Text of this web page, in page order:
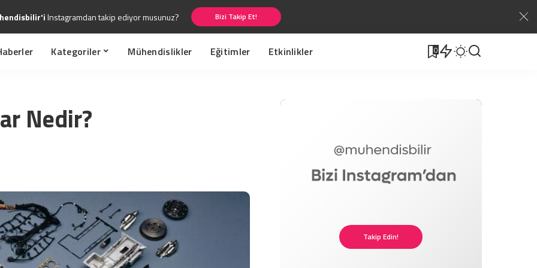
Instagramdan takip ediyor musunuz? Bizi Takip Et!
Kategoriler Mühendislikler Eğitimler Etkinlikler 0
Nedir?
Takip Edin!